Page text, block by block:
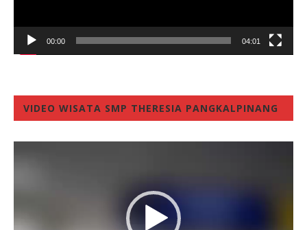
00:00 04:01
VIDEO WISATA SMP THERESIA PANGKALPINANG